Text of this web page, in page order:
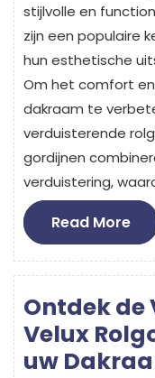
stijlvolle en
zijn een populaire
hun esthetische
Om het comfort
dakraam te
verduisterende
gordijnen
verduistering,
Read More
Ontdek de
Velux
uw